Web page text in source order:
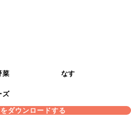
菜 なす
ズ
ダウンロードする